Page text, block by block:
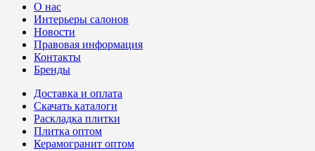
О нас
Интерьеры салонов
Новости
Правовая информация
Контакты
Бренды
Доставка и оплата
Скачать каталоги
Раскладка плитки
Плитка оптом
Керамогранит оптом